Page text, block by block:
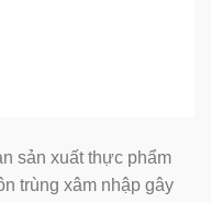
sản xuất thực phẩm
trùng xâm nhập gây